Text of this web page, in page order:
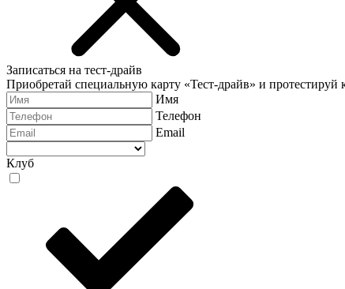
Записаться на тест-драйв
Приобретай специальную карту «Тест-драйв» и
Имя
Телефон
Email
Клуб